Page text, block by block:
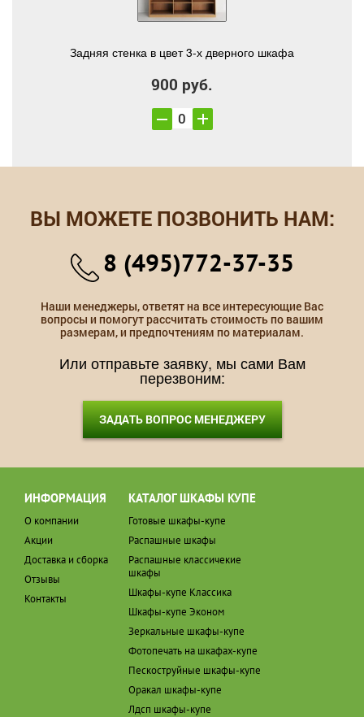
Задняя стенка в цвет 3-х дверного шкафа
900 руб.
ВЫ МОЖЕТЕ ПОЗВОНИТЬ НАМ:
8 (495)772-37-35
Наши менеджеры, ответят на все интересующие Вас
вопросы и помогут рассчитать стоимость по вашим
размерам, и предпочтениям по материалам.
Или отправьте заявку, мы сами Вам
перезвоним:
ЗАДАТЬ ВОПРОС МЕНЕДЖЕРУ
ИНФОРМАЦИЯ
О компании
Акции
Доставка и сборка
Отзывы
Контакты
КАТАЛОГ ШКАФЫ КУПЕ
Готовые шкафы-купе
Распашные шкафы
Распашные классичекие
шкафы
Шкафы-купе Классика
Шкафы-купе Эконом
Зеркальные шкафы-купе
Фотопечать на шкафах-купе
Пескоструйные шкафы-купе
Оракал шкафы-купе
Лдсп шкафы-купе